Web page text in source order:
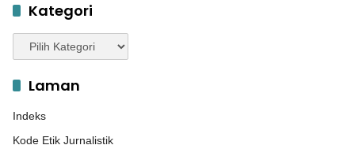
Kategori
Kategori
Laman
Indeks
Kode Etik Jurnalistik